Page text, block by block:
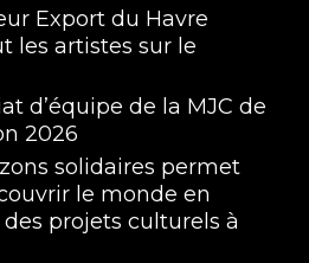
Export du Havre
les artistes sur le
d’équipe de la MJC de
2026
solidaires permet
le monde en
projets culturels à